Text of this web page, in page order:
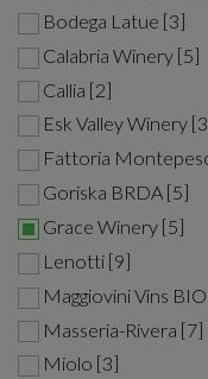
Bodega Latue [3]
Calabria Winery [5]
Callia [2]
Esk Valley Winery
Fattoria
Goriska BRDA [5]
Grace Winery [5]
Lenotti [9]
Maggiovini Vins
Masseria-Rivera [7]
Miolo [3]